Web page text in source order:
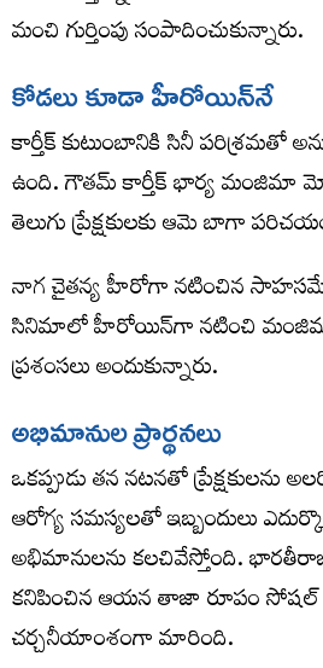
మంచి గుర్తింపు సంపాదించుకున్నారు.
కోడలు కూడా హీరోయిన్‌నే
కార్తీక్ కుటుంబానికి సినీ పరిశ్రమతో
ఉంది. గౌతమ్ కార్తీక్ భార్య మంజిమా
తెలుగు ప్రేక్షకులకు ఆమె బాగా
నాగ చైతన్య హీరోగా నటించిన
సినిమాలో హీరోయిన్‌గా నటించి మంజిమా
ప్రశంసలు అందుకున్నారు.
అభిమానుల ప్రార్థనలు
ఒకప్పుడు తన నటనతో ప్రేక్షకులను
ఆరోగ్య సమస్యలతో ఇబ్బందులు
అభిమానులను కలచివేస్తోంది.
కనిపించిన ఆయన తాజా రూపం
చర్చనీయాంశంగా మారింది.